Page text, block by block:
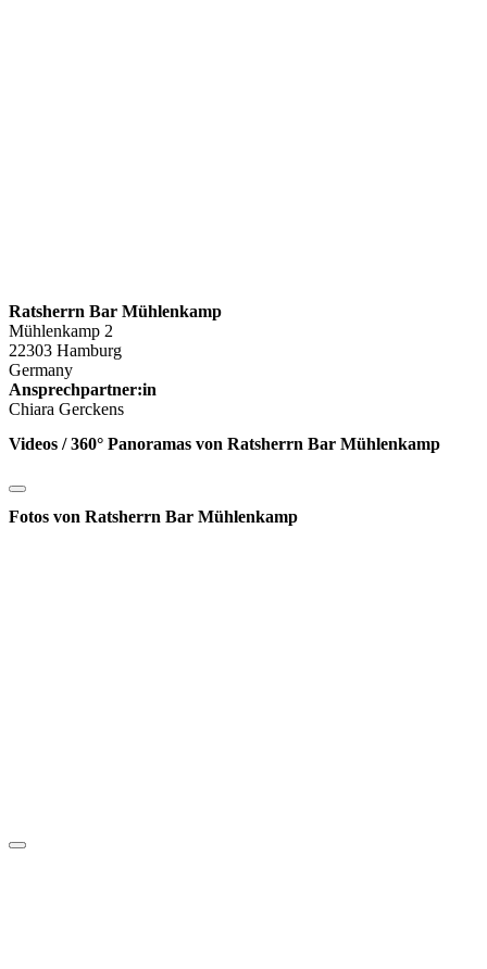
Ratsherrn Bar Mühlenkamp
Mühlenkamp 2
22303 Hamburg
Germany
Ansprechpartner:in
Chiara Gerckens
Videos / 360° Panoramas von Ratsherrn Bar Mühlenkamp
Fotos von Ratsherrn Bar Mühlenkamp